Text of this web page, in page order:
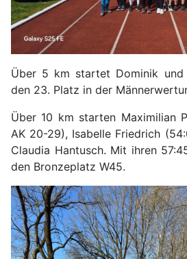
Über 5 km startet Dominik und
den 23. Platz in der
Über 10 km starten Maximilian
AK 20-29), Isabelle Friedrich
Claudia Hantusch. Mit ihren
den Bronzeplatz W45.